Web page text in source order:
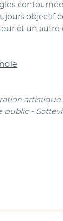
objectif
et un autre
artistique
public -